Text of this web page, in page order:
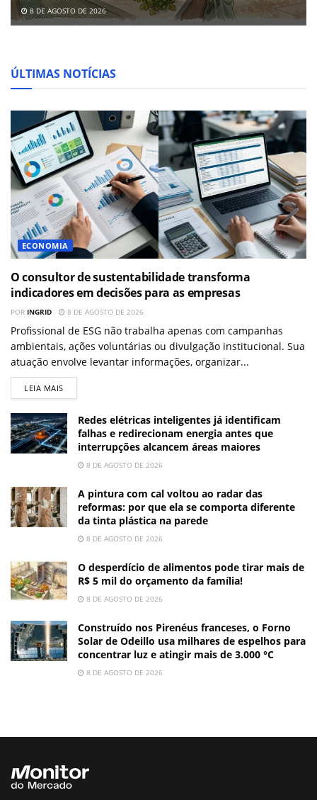
8 DE AGOSTO DE 2026
ÚLTIMAS NOTÍCIAS
ECONOMIA
O consultor de sustentabilidade transforma
indicadores em decisões para as empresas
POR INGRID 8 DE AGOSTO DE 2026
Profissional de ESG não trabalha apenas com campanhas
ambientais, ações voluntárias ou divulgação institucional. Sua
atuação envolve levantar informações, organizar...
LEIA MAIS
Redes elétricas inteligentes já identificam
falhas e redirecionam energia antes que
interrupções alcancem áreas maiores
8 DE AGOSTO DE 2026
A pintura com cal voltou ao radar das
reformas: por que ela se comporta diferente
da tinta plástica na parede
8 DE AGOSTO DE 2026
O desperdício de alimentos pode tirar mais de
R$ 5 mil do orçamento da família!
8 DE AGOSTO DE 2026
Construído nos Pirenéus franceses, o Forno
Solar de Odeillo usa milhares de espelhos para
concentrar luz e atingir mais de 3.000 °C
8 DE AGOSTO DE 2026